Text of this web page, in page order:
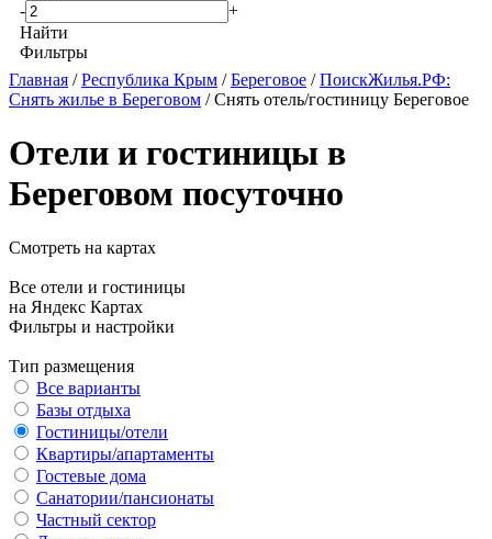
-
+
Найти
Фильтры
Главная /Республика Крым /Береговое /ПоискЖилья.РФ:
Снять жилье в Береговом / Снять отель/гостиницу Береговое
Отели и гостиницы в
Береговом посуточно
Смотреть на картах
Все отели и гостиницы
на Яндекс Картах
Фильтры и настройки
Тип размещения
Все варианты
Базы отдыха
Гостиницы/отели
Квартиры/апартаменты
Гостевые дома
Санатории/пансионаты
Частный сектор